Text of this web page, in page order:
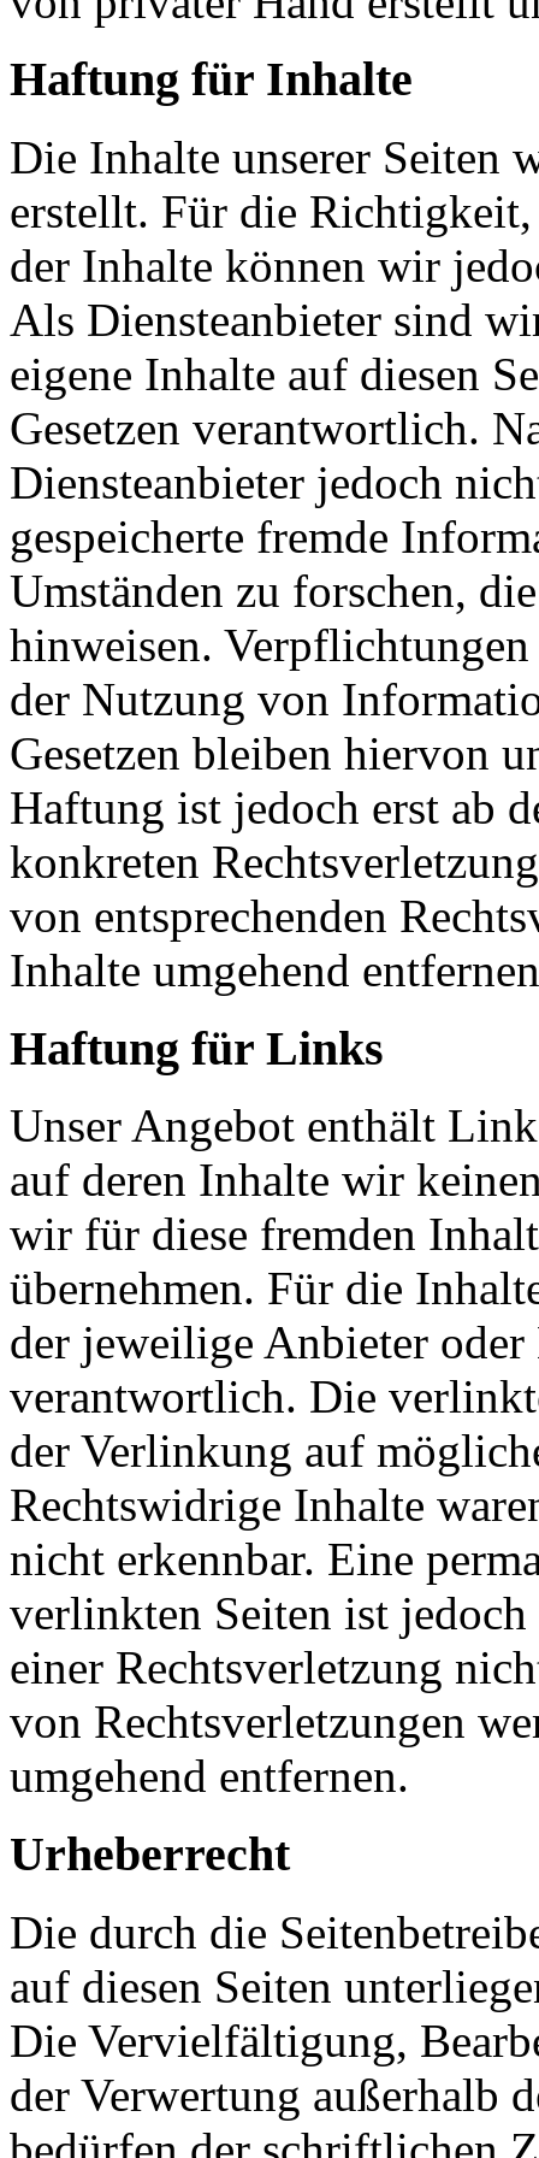
Haftung für Inhalte
Die Inhalte unserer Seiten
erstellt. Für die
der Inhalte können wir
Als Diensteanbieter sind
eigene Inhalte auf diesen
Gesetzen verantwortlich.
Diensteanbieter jedoch
gespeicherte fremde
Umständen zu forschen,
hinweisen.
der Nutzung von
Gesetzen bleiben hiervon
Haftung ist jedoch erst ab
konkreten
von entsprechenden
Inhalte umgehend
Haftung für Links
Unser Angebot enthält
auf deren Inhalte wir
wir für diese fremden
übernehmen. Für die
der jeweilige Anbieter oder
verantwortlich. Die
der Verlinkung auf
Rechtswidrige Inhalte
nicht erkennbar. Eine
verlinkten Seiten ist
einer Rechtsverletzung
von Rechtsverletzungen
umgehend entfernen.
Urheberrecht
Die durch die
auf diesen Seiten
Die Vervielfältigung,
der Verwertung außerhalb